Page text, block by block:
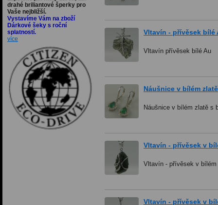
drahé briliantové šperky pro
Vaše nejbližší.
Vystavíme Vám na zboží
Dárkové šeky s roční
splatností.
více
Vltavín - přívěsek bílé
Vltavín přívěsek bílé Au
Náušnice v bílém
Náušnice v bílém zlatě s
Vltavín - přívěsek v
Vltavín - přívěsek v bílém
Vltavín - přívěsek v